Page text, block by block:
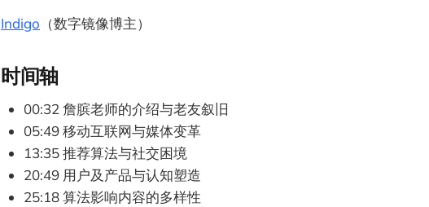
Indigo （数字镜像博主）
时间轴
00:32 詹膑老师的介绍与老友叙旧
05:49 移动互联网与媒体变革
13:35 推荐算法与社交困境
20:49 用户及产品与认知塑造
25:18 算法影响内容的多样性